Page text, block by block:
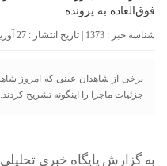
شناسه خبر : 1373 | تاریخ انتشار : 27 آوریل 2019 - 15:21 |
جزئيات ماجرا را اینگونه تشريح كردند.
به گزارش پایگاه خبری تحلیلی